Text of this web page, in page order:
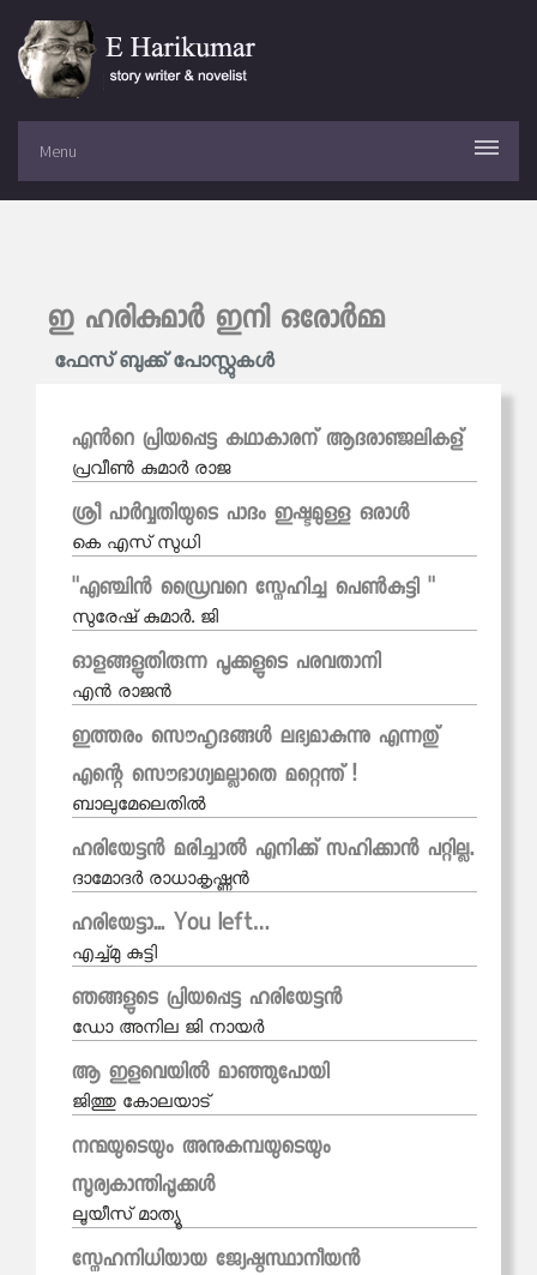
Menu
ഇ ഹരികുമാര്‍ ഇനി ഒരോര്‍മ്മ
ഫേസ് ബുക്ക് പോസ്റ്റുകള്‍
എന്‍റെ പ്രിയപ്പെട്ട കഥാകാരന് ആദരാഞ്ജലികള്
പ്രവീണ്‍ കുമാര്‍ രാജ
ശ്രീ പാർവ്വതിയുടെ പാദം ഇഷ്ടമുള്ള ഒരാൾ
കെ എസ് സുധി
"എഞ്ചിൻ ഡ്രൈവറെ സ്നേഹിച്ച പെൺകുട്ടി "
സുരേഷ് കുമാർ. ജി
ഓളങ്ങളുതിരുന്ന പൂക്കളുടെ പരവതാനി
എൻ രാജൻ
ഇത്തരം സൌഹൃദങ്ങൾ ലഭ്യമാകുന്നു എന്നതു്
എന്റെ സൌഭാഗ്യമല്ലാതെ മറ്റെന്ത് !
ബാലുമേലെതില്‍
ഹരിയേട്ടൻ മരിച്ചാൽ എനിക്ക് സഹിക്കാൻ പറ്റില്ല.
ദാമോദര്‍ രാധാകൃഷ്ണന്‍
ഹരിയേട്ടാ... You left…
എച്ച്മു കുട്ടി
ഞങ്ങളുടെ പ്രിയപ്പെട്ട ഹരിയേട്ടൻ
ഡോ അനില ജി നായര്‍
ആ ഇളവെയിൽ മാഞ്ഞുപോയി
ജിത്തു കോലയാട്
നന്മയുടെയും അനുകമ്പയുടെയും
സൂര്യകാന്തിപ്പൂക്കൾ
ലൂയീസ് മാത്യൂ
സ്നേഹനിധിയായ ജ്യേഷ്ഠസ്ഥാനീയന്‍